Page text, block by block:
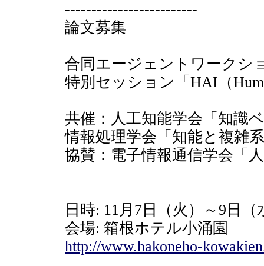
-------------------------
論文募集
合同エージェントワークシ
特別セッション「HAI（
共催：人工知能学会「知識
情報処理学会「知能と複雑
協賛：電子情報通信学会「
日時: 11月7日（火）～9日（
会場: 箱根ホテル小涌園
http://www.hakoneho-